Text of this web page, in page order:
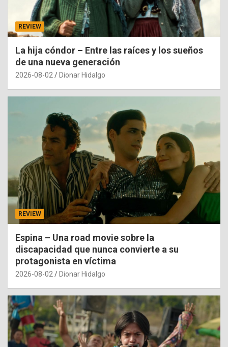
REVIEW
La hija cóndor – Entre las raíces y los sueños
de una nueva generación
2026-08-02 Dionar Hidalgo
REVIEW
Espina – Una road movie sobre la
discapacidad que nunca convierte a su
protagonista en víctima
2026-08-02 Dionar Hidalgo